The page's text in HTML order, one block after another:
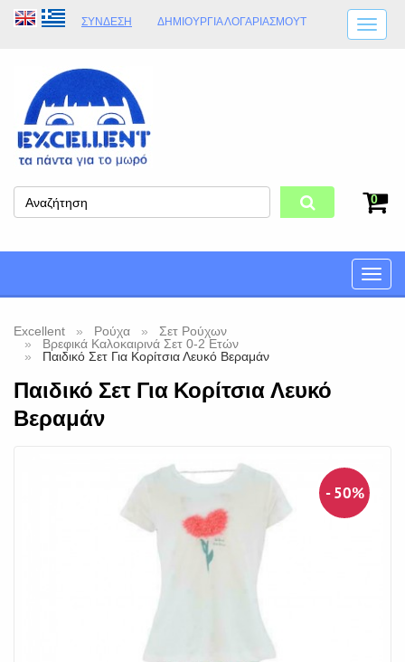
ΣΎΝΔΕΣΗ ΔΗΜΙΟΥΡΓΊΑ ΛΟΓΑΡΙΑΣΜΟΎT
ΩΡΆΡΙΟ ΚΑΤΑΣΤΉΜΑΤΟΣ
ΦΥΣΙΚΌ ΚΑΤΆΣΤΗΜΑ
0
Toggle
Excellent Ρούχα
Σετ Ρούχων
Βρεφικά Καλοκαιρινά Σετ 0-2 Ετών
Παιδικό Σετ Για Κορίτσια Λευκό Βεραμάν
Παιδικό Σετ Για Κορίτσια Λευκό
Βεραμάν
- 50%